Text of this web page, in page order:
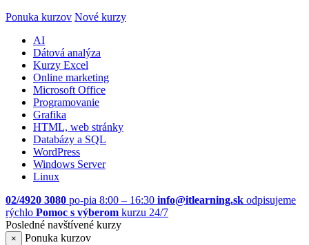
Ponuka kurzov Nové kurzy
AI
Dátová analýza
Kurzy Excel
Online marketing
Microsoft Office
Programovanie
Grafika
HTML, web stránky
Databázy a SQL
WordPress
Windows Server
Linux
02/4920 3080 po-pia 8:00 – 16:30 info@itlearning.sk odpisujeme
rýchlo Pomoc s výberom kurzu 24/7
Posledné navštívené kurzy
×
Ponuka kurzov